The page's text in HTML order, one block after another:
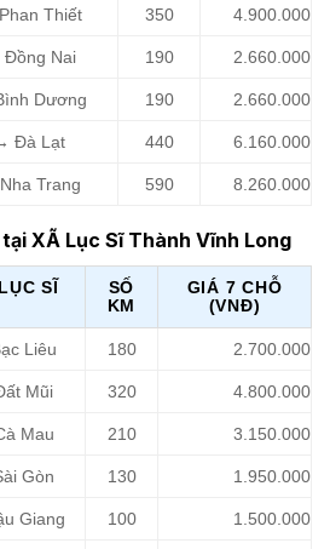
Thiết 350 4.900.000
Nai 190 2.660.000
Dương 190 2.660.000
Đà Lạt 440 6.160.000
Trang 590 8.260.000
XÃ Lục Sĩ Thành Vĩnh Long
SĨ
SỐ
KM
GIÁ 7 CHỖ
(VNĐ)
Liêu 180 2.700.000
Mũi 320 4.800.000
Mau 210 3.150.000
Gòn 130 1.950.000
Giang 100 1.500.000